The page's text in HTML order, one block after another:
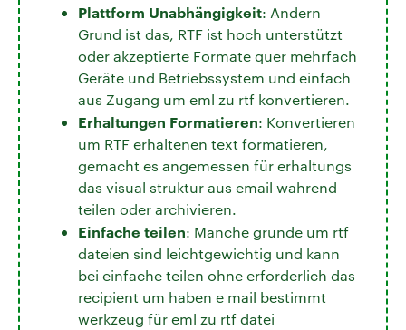
Plattform Unabhängigkeit: Andern
Grund ist das, RTF ist hoch unterstützt
oder akzeptierte Formate quer mehrfach
Geräte und Betriebssystem und einfach
aus Zugang um eml zu rtf konvertieren.
Erhaltungen Formatieren: Konvertieren
um RTF erhaltenen text formatieren,
gemacht es angemessen für erhaltungs
das visual struktur aus email wahrend
teilen oder archivieren.
Einfache teilen: Manche grunde um rtf
dateien sind leichtgewichtig und kann
bei einfache teilen ohne erforderlich das
recipient um haben e mail bestimmt
werkzeug für eml zu rtf datei